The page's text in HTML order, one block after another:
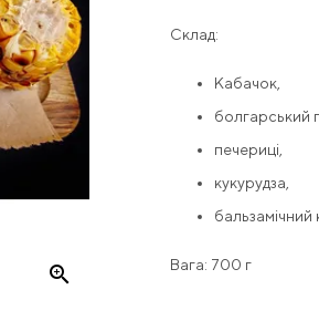
zoom_in
Склад:
Кабачок,
болгарський
печериці,
кукурудза,
бальзамічний
Вага: 700 г